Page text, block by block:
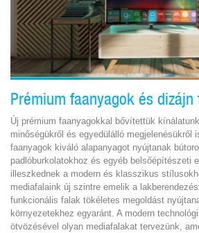
Prémium faanyagok és dizájn
Új prémium faanyagokkal bővítettük
minőségükről és egyedülálló megjelenésükről
faanyagok kiváló alapanyagot nyújtanak
padlóburkolatokhoz és egyéb belsőépítészeti
illeszkednek a modern és klasszikus
mediafalaink új szintre emelik a
funkcionális falak tökéletes megoldást
környezetekhez egyaránt. A modern
ötvözésével olyan mediafalakat tervezünk,